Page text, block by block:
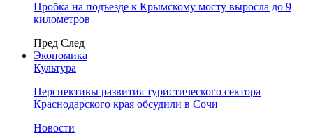
Пробка на подъезде к Крымскому мосту выросла до 9
километров
Пред След
Экономика
Культура
Перспективы развития туристического сектора
Краснодарского края обсудили в Сочи
Новости